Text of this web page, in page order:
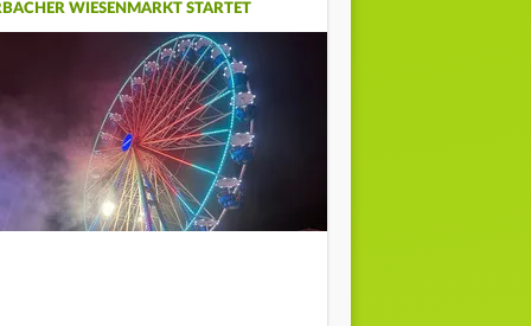
WIESENMARKT STARTET